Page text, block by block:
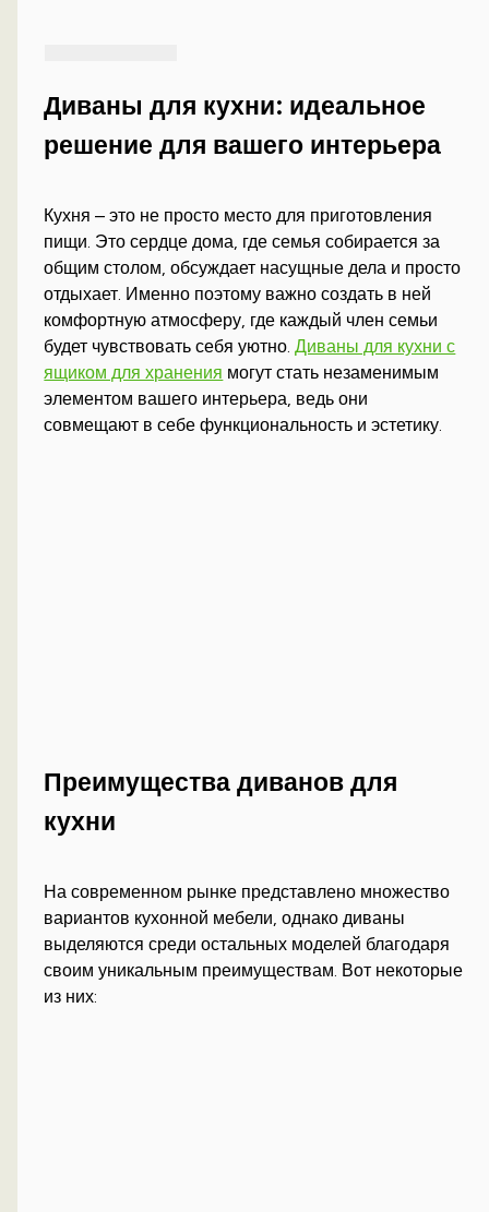
Диваны для кухни: идеальное
решение для вашего интерьера
Кухня – это не просто место для приготовления
пищи. Это сердце дома, где семья собирается за
общим столом, обсуждает насущные дела и просто
отдыхает. Именно поэтому важно создать в ней
комфортную атмосферу, где каждый член семьи
будет чувствовать себя уютно.Диваны для кухни с
ящиком для хранения могут стать незаменимым
элементом вашего интерьера, ведь они
совмещают в себе функциональность и эстетику.
Преимущества диванов для
кухни
На современном рынке представлено множество
вариантов кухонной мебели, однако диваны
выделяются среди остальных моделей благодаря
своим уникальным преимуществам. Вот некоторые
из них: